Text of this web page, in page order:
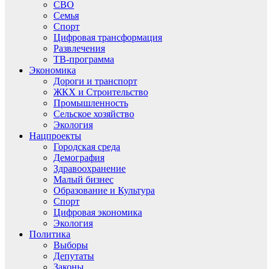
СВО
Семья
Спорт
Цифровая трансформация
Развлечения
ТВ-программа
Экономика
Дороги и транспорт
ЖКХ и Строительство
Промышленность
Сельское хозяйство
Экология
Нацпроекты
Городская среда
Демография
Здравоохранение
Малый бизнес
Образование и Культура
Спорт
Цифровая экономика
Экология
Политика
Выборы
Депутаты
Законы